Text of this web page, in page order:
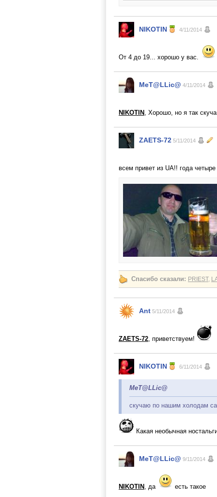
NIKOTIN 4/11/2014
От 4 до 19... хорошо у вас.
MeT@LLic@ 4/11/2014
NIKOTIN , Хорошо, но я так
ZAETS-72 5/11/2014
всем привет из UA!! года
Спасибо сказали: PRIEST,
Ant 5/11/2014
ZAETS-72, приветствуем!
NIKOTIN 6/11/2014
MeT@LLic@
скучаю по нашим холодам
Какая необычная
MeT@LLic@ 9/11/2014
NIKOTIN , да есть такое